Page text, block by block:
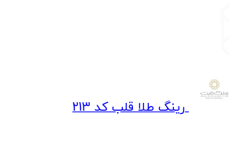
رینگ طلا قلب کد 213